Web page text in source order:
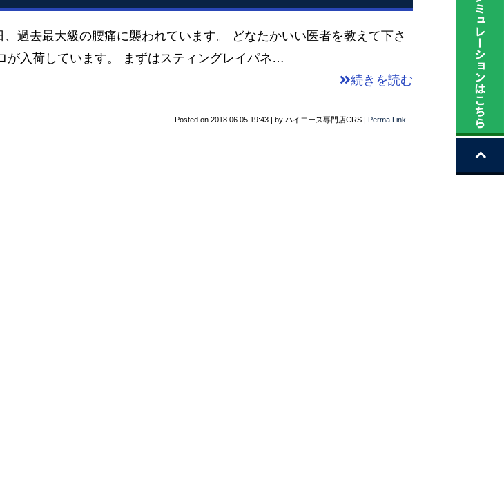
過去最大級の腰痛に襲われています。 どなたかいい医者を教えて下さ
荷しています。 まずはスティングレイパネ…
続きを読む
Posted on 2018.06.05 19:43 | by ハイエース専門店CRS | Perma Link